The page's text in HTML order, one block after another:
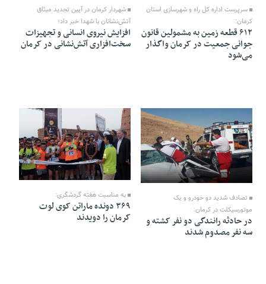
سرپرست اداره کل راه و شهرسازی استان
کرمان:
۶۱۲ قطعه زمین به مشمولین قانون
جوانی جمعیت در کرمان واگذار
می‌شود
شهردار کرمان در آیین تجدید میثاق
آتش‌نشانان با شهدا خبر داد؛
افزایش نیروی انسانی و تجهیزات
سخت‌افزاری آتش‌نشانی در کرمان
تصادف شدید دو خودرو و یک
موتورسیکلت در کرمان:
در حادثه رانندگی دو نفر کشته و
سه نفر مصدوم شدند
08 Mehr 1402 - 15:12
به مناسبت هفته گردشگری:
۳۶۹ دونده ماراتن کوی لوت
کرمان را دویدند